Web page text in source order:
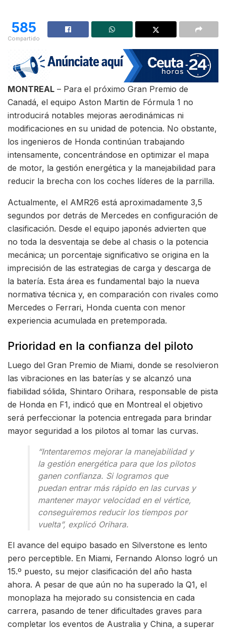
585
Compartido
MONTREAL – Para el próximo Gran Premio de
Canadá, el equipo Aston Martin de Fórmula 1 no
introducirá notables mejoras aerodinámicas ni
modificaciones en su unidad de potencia. No obstante,
los ingenieros de Honda continúan trabajando
intensamente, concentrándose en optimizar el mapa
de motor, la gestión energética y la manejabilidad para
reducir la brecha con los coches líderes de la parrilla.
Actualmente, el AMR26 está aproximadamente 3,5
segundos por detrás de Mercedes en configuración de
clasificación. Desde el equipo japonés advierten que
no toda la desventaja se debe al chasis o la potencia
mecánica; un porcentaje significativo se origina en la
imprecisión de las estrategias de carga y descarga de
la batería. Esta área es fundamental bajo la nueva
normativa técnica y, en comparación con rivales como
Mercedes o Ferrari, Honda cuenta con menor
experiencia acumulada en pretemporada.
Prioridad en la confianza del piloto
Luego del Gran Premio de Miami, donde se resolvieron
las vibraciones en las baterías y se alcanzó una
fiabilidad sólida, Shintaro Orihara, responsable de pista
de Honda en F1, indicó que en Montreal el objetivo
será perfeccionar la potencia entregada para brindar
mayor seguridad a los pilotos al tomar las curvas.
“Intentaremos mejorar la manejabilidad y
la gestión energética para que los pilotos
ganen confianza. Si logramos que
puedan entrar más rápido en las curvas y
mantener mayor velocidad en el vértice,
conseguiremos reducir los tiempos por
vuelta”, explicó Orihara.
El avance del equipo basado en Silverstone es lento
pero perceptible. En Miami, Fernando Alonso logró un
15.º puesto, su mejor clasificación del año hasta
ahora. A pesar de que aún no ha superado la Q1, el
monoplaza ha mejorado su consistencia en cada
carrera, pasando de tener dificultades graves para
completar los eventos de Australia y China, a superar